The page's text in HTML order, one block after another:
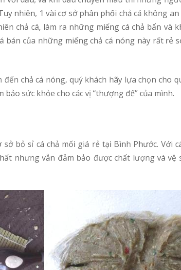
nhiên, 1 vài cơ sở phân phối chả cá không
chả cá, làm ra những miếng cá chả bẩn và
của những miếng chả cá nóng này rất rẻ
sức khỏe cho các vị “thượng đế” của mình.
nhưng vẫn đảm bảo được chất lượng và vệ